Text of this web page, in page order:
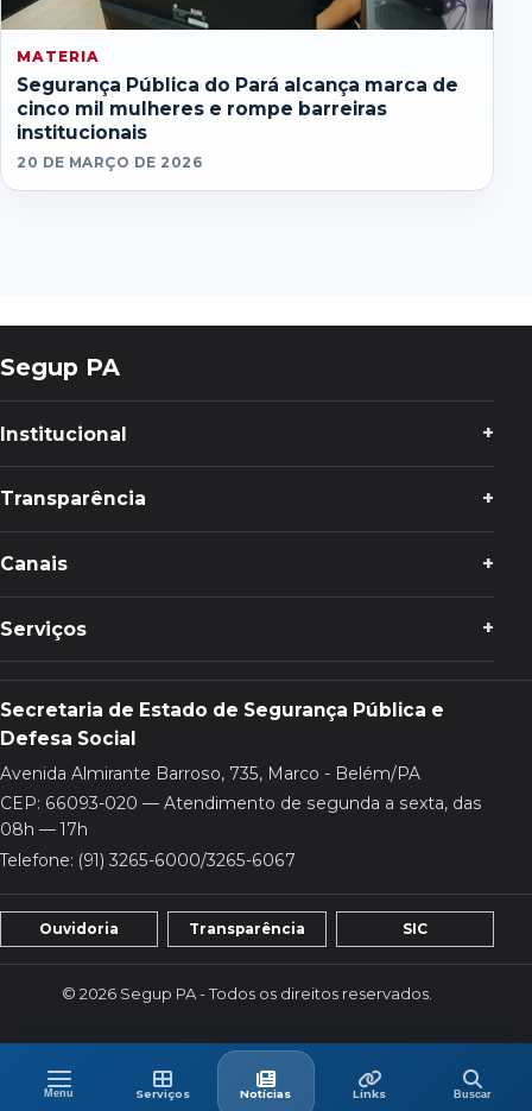
MenuMenu Serviços
ServiçosNotíciasÚltimas LinksLinks BuscarBuscar
MATERIA
Segurança Pública do Pará alcança marca de
cinco mil mulheres e rompe barreiras
institucionais
20 DE MARÇO DE 2026
Segup PA
Institucional
Transparência
Canais
Serviços
Secretaria de Estado de Segurança Pública e
Defesa Social
Avenida Almirante Barroso, 735, Marco - Belém/PA
CEP: 66093-020 — Atendimento de segunda a sexta, das
08h — 17h
Telefone: (91) 3265-6000/3265-6067
Ouvidoria Transparência SIC
© 2026 Segup PA - Todos os direitos reservados.